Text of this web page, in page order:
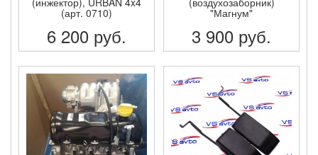
(арт. 0710)
6 200 руб.
ПОДРОБНЕЕ
"Магнум"
3 900 руб.
ПОДРОБНЕЕ